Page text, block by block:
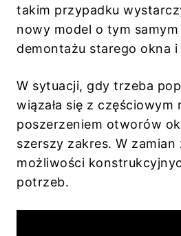
takim przypadku
nowy model o tym
demontażu starego okna
W sytuacji, gdy trzeba
wiązała się z
poszerzeniem otworów
szerszy zakres. W
możliwości
potrzeb.